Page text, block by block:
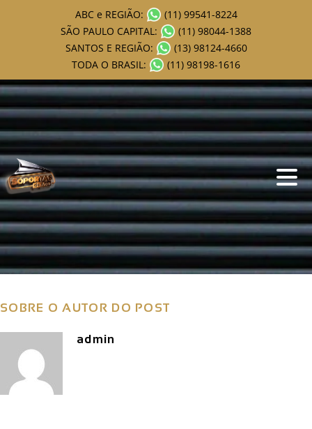
ABC e REGIÃO:
(11) 99541-8224
SÃO PAULO CAPITAL:
(11) 98044-1388
SANTOS E REGIÃO:
(13) 98124-4660
TODA O BRASIL:
(11) 98198-1616
Fernando Silva – Pirelli
PNEUAC
A Pirelli PNEUAC, agradece a Empresa SóPortas
pela excelência no atendimento e os serviços
prestados.
SOBRE O AUTOR DO POST
admin